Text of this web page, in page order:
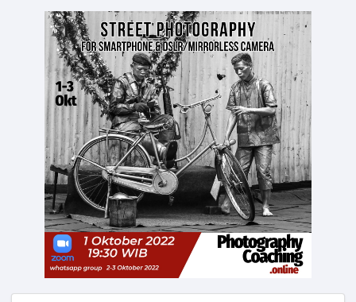
Kelas
Street Photography#2